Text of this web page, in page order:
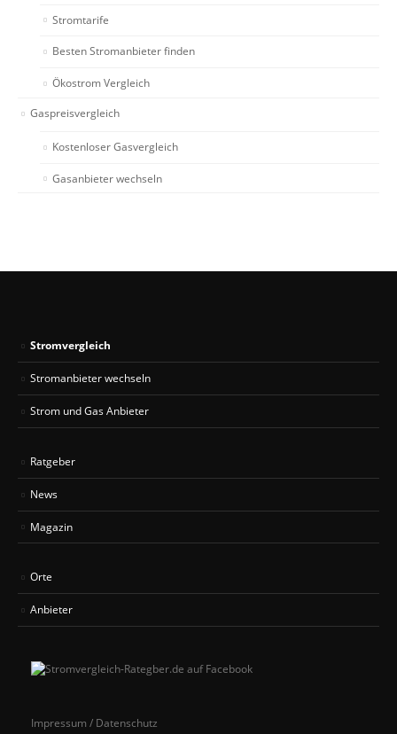
Stromtarife
Besten Stromanbieter finden
Ökostrom Vergleich
Gaspreisvergleich
Kostenloser Gasvergleich
Gasanbieter wechseln
Stromvergleich
Stromanbieter wechseln
Strom und Gas Anbieter
Ratgeber
News
Magazin
Orte
Anbieter
Impressum / Datenschutz